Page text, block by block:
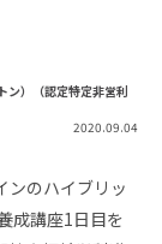
ン）（認定特定非営利
2020.09.04
ンのハイブリッ
成講座1日目を